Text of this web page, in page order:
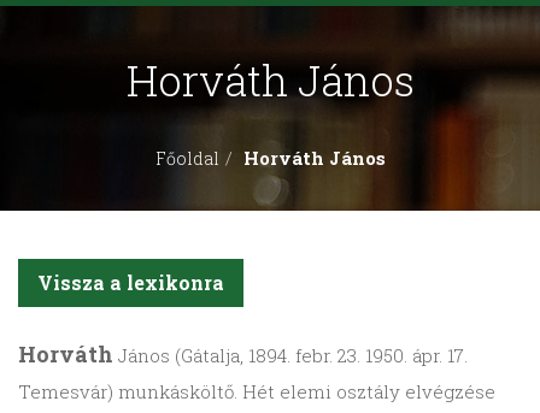
Horváth János
Főoldal Horváth János
Vissza a lexikonra
Horváth János (Gátalja, 1894. febr. 23. 1950. ápr. 17.
Temesvár) munkásköltő. Hét elemi osztály elvégzése